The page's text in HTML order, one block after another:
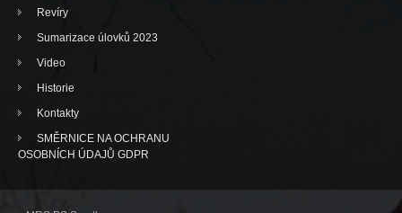
Revíry
Sumarizace úlovků 2023
Video
Historie
Kontakty
SMĚRNICE NA OCHRANU
OSOBNÍCH ÚDAJŮ GDPR